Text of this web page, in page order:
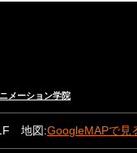
メーション学院
地図:GoogleMAPで見